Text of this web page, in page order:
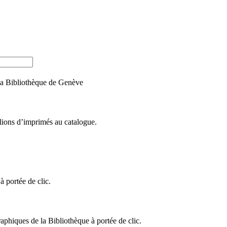
Bibliothèque de Genève
d’imprimés au catalogue.
portée de clic.
de la Bibliothèque à portée de clic.